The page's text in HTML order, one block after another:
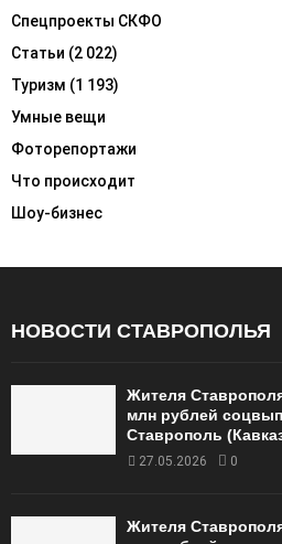
Спецпроекты СКФО
Статьи (2 022)
Туризм (1 193)
Умные вещи
Фоторепортажи
Что происходит
Шоу-бизнес
НОВОСТИ СТАВРОПОЛЬЯ
Жителя
млн рублей
Ставрополь
27.05.2026 0
Жителя